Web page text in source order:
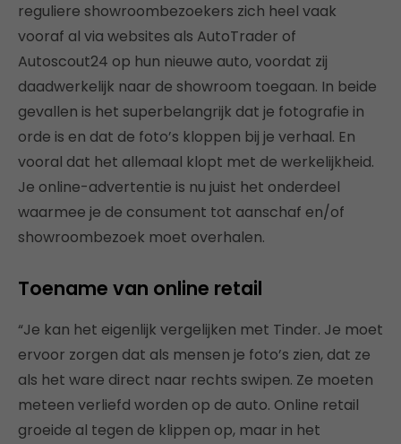
reguliere showroombezoekers zich heel vaak
vooraf al via websites als AutoTrader of
Autoscout24 op hun nieuwe auto, voordat zij
daadwerkelijk naar de showroom toegaan. In beide
gevallen is het superbelangrijk dat je fotografie in
orde is en dat de foto’s kloppen bij je verhaal. En
vooral dat het allemaal klopt met de werkelijkheid.
Je online-advertentie is nu juist het onderdeel
waarmee je de consument tot aanschaf en/of
showroombezoek moet overhalen.
Toename van online retail
“Je kan het eigenlijk vergelijken met Tinder. Je moet
ervoor zorgen dat als mensen je foto’s zien, dat ze
als het ware direct naar rechts swipen. Ze moeten
meteen verliefd worden op de auto. Online retail
groeide al tegen de klippen op, maar in het